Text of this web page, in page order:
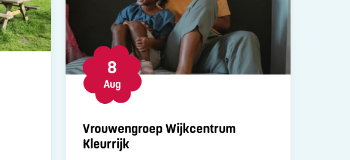
Vrouwengroep Wijkcentrum
Kleurrijk
8
Aug